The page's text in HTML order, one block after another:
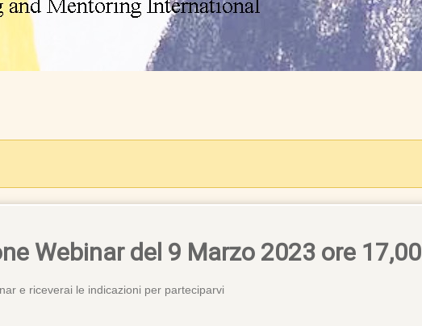
Webinar del 9 Marzo 2023 ore 17,00
e riceverai le indicazioni per parteciparvi